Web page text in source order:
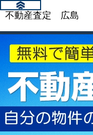
不動産査定 広島